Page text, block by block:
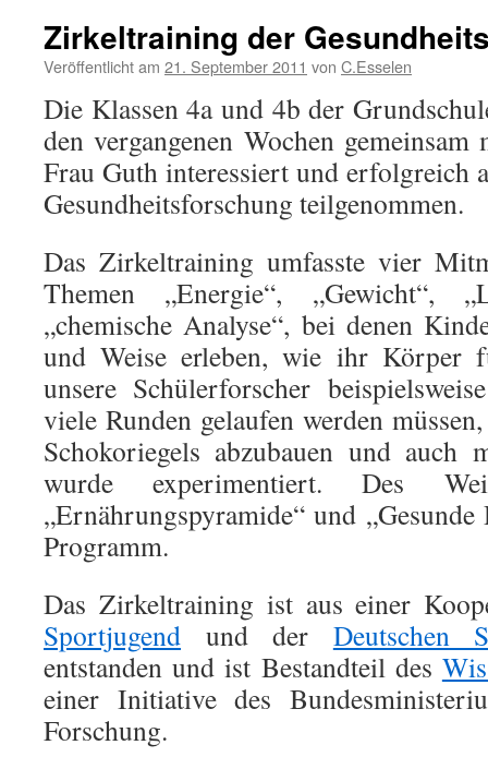
Zirkeltraining der
Veröffentlicht am 21. September 2011 von C.Esselen
Die Klassen 4a und 4b der
den vergangenen Wochen
Frau Guth interessiert und erfolgreich
Gesundheitsforschung teilgenommen.
Das Zirkeltraining umfasste vier
Themen „Energie“, „Gewicht“,
„chemische Analyse“, bei denen
und Weise erleben, wie ihr Körper
unsere Schülerforscher
viele Runden gelaufen werden
Schokoriegels abzubauen und auch
wurde experimentiert. Des
„Ernährungspyramide“ und
Programm.
Das Zirkeltraining ist aus einer
Sportjugend und der Deutschen
entstanden und ist Bestandteil des
einer Initiative des
Forschung.